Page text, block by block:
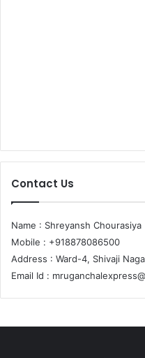
Contact Us
Name : Shreyansh Chourasiya
Mobile : +918878086500
Address : Ward-4, Shivaji
Email Id :